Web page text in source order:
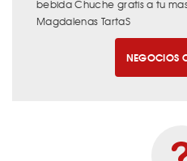
bebida Chuche gratis a tu
Magdalenas TartaS
NEGOCIOS